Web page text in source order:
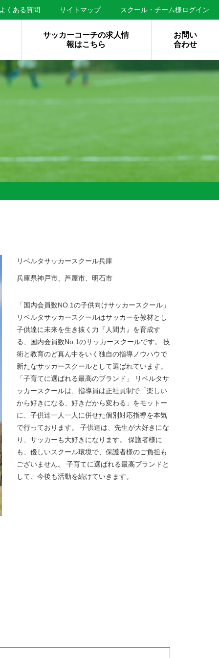
よくある質問 サイトマップ スクール・チーム様ログイン
サッカーコーチの求人情
報はこちら
お問い
合わせ
リベルタサッカースクール兵庫
兵庫県神戸市、芦屋市、明石市
「国内会員数NO.1の子供向けサッカースクール」
リベルタサッカースクールはサッカーを教材とし
子供達に未来を生き抜く力『人間力』を育成す
る、国内会員数No.1のサッカースクールです。 技
術と教育のど真ん中をいく独自の指導ノウハウで
新たなサッカースクールとして選ばれています。
「子育てに選ばれる最高のブランド」 リベルタサ
ッカースクールは、指導員は正社員制で「楽しい
から好きになる、好きだから変わる」をモットー
に、子供達一人一人に併せた個別対応指導を本気
で行っております。 子供達は、先生が大好きにな
り、サッカーも大好きになります。 保護者様に
も、優しいスクール環境で、保護者様のご負担も
ございません。 子育てに選ばれる最高ブランドと
して、今後も活動を続けていきます。